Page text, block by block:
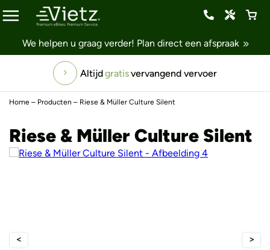
We helpen u graag verder! Plan direct een afspraak
Altijdgratisvervangend vervoer
Home – Producten – Riese & Müller Culture Silent
Riese & Müller Culture Silent